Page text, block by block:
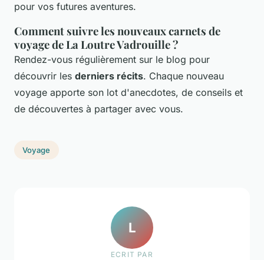
pour vos futures aventures.
Comment suivre les nouveaux carnets de
voyage de La Loutre Vadrouille ?
Rendez-vous régulièrement sur le blog pour
découvrir les derniers récits. Chaque nouveau
voyage apporte son lot d'anecdotes, de conseils et
de découvertes à partager avec vous.
Voyage
L
ECRIT PAR